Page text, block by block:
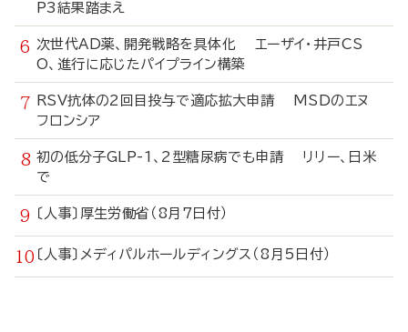
P3結果踏まえ
次世代AD薬、開発戦略を具体化 エーザイ・井戸CS
O、進行に応じたパイプライン構築
RSV抗体の2回目投与で適応拡大申請 MSDのエヌ
フロンシア
初の低分子GLP-1、2型糖尿病でも申請 リリー、日米
で
〔人事〕厚生労働省（8月7日付）
〔人事〕メディパルホールディングス（8月5日付）